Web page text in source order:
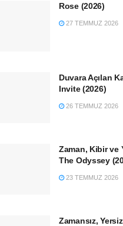
Rose (2026)
27 TEMMUZ 2026
Duvara Açılan
Invite (2026)
26 TEMMUZ 2026
Zaman, Kibir ve
The Odyssey
23 TEMMUZ 2026
Zamansız,